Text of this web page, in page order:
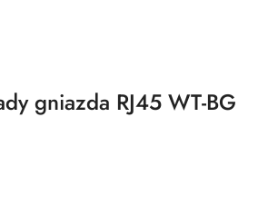
gniazda RJ45 WT-BG